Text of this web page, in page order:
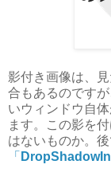
影付き画像は、
合もあるのです
いウィンドウ自
ます。この影を
はないものか。
「 DropShadowIn